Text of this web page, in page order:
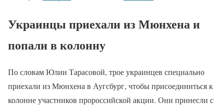
Украинцы приехали из Мюнхена и
попали в колонну
По словам Юлии Тарасовой, трое украинцев специально
приехали из Мюнхена в Аугсбург, чтобы присоединиться к
колонне участников пророссийской акции. Они принесли с